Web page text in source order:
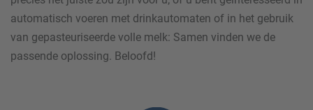
automatisch voeren met drinkautomaten of in het gebruik
van gepasteuriseerde volle melk: Samen vinden we de
passende oplossing. Beloofd!